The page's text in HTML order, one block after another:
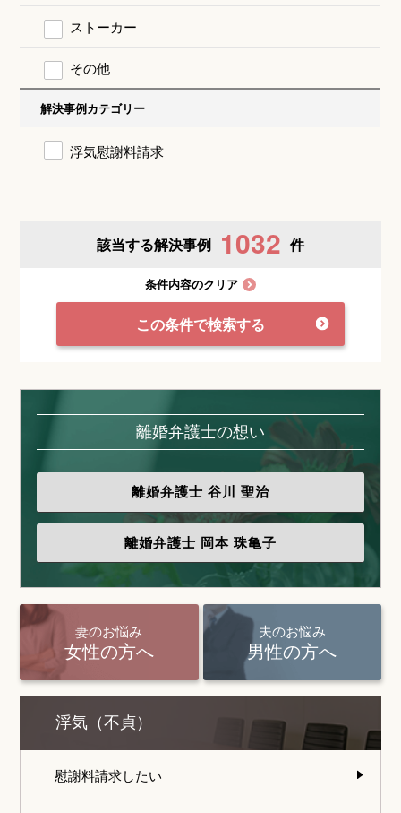
ストーカー
その他
解決事例カテゴリー
浮気慰謝料請求
該当する解決事例 1032 件
条件内容のクリア
この条件で検索する
離婚弁護士の想い
離婚弁護士 谷川 聖治
離婚弁護士 岡本 珠亀子
妻のお悩み
女性の方へ
夫のお悩み
男性の方へ
浮気（不貞）
慰謝料請求したい